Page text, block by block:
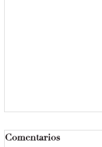
Comentarios